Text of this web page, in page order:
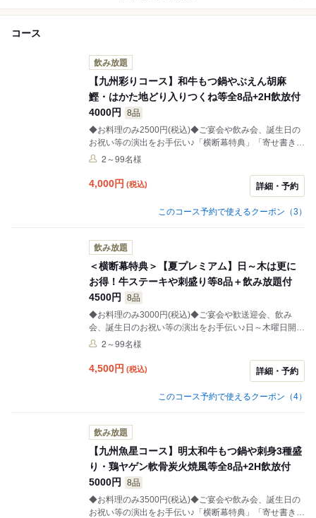
コース
飲み放題
【九州彩りコース】和牛もつ鍋やぶえん胡麻
鰹・はかた地どり入りつくね等全8品+2H飲放付
4000円
8品
◆お料理のみ2500円(税込)◆ご宴会や飲み会、誕生日の
お祝い等の演出をお手伝い♪「横断幕特典」「寄せ書き焼
酎ボトル」もご用意♪（4日前迄のご予約）。ぶえん鰹の
鍋などが楽しめるコースです。
2～99名様
4,000円 (税込) 詳細・予約
このコース予約で使えるクーポン（3）
飲み放題
＜横断幕特典＞【夏プレミアム】日～木は更に
お得！牛ステーキや刺盛り等8品＋飲み放題付
4500円
8品
◆お料理のみ3000円(税込)◆ご宴会や歓送迎会、飲み
会、誕生日のお祝い等の演出をお手伝い♪日～木曜日開催
のご宴会で通常+500円(税込)の飲み放題特典をプレゼン
♪（4日前迄のご予約）。お刺身三種盛合せや牛みすじス
テーキ、赤魚のトマト出汁仕立てやうなぎの棒めしなど
をお楽しみいただけるコースです。
2～99名様
4,500円 (税込) 詳細・予約
このコース予約で使えるクーポン（4）
飲み放題
【九州魚星コース】明太和牛もつ鍋や刺身3種盛
り・鶏ヤゲン軟骨炭火焼風等全8品+2H飲放付
5000円
8品
◆お料理のみ3500円(税込)◆ご宴会や飲み会、誕生日の
お祝い等の演出をお手伝い♪「横断幕特典」「寄せ書き焼